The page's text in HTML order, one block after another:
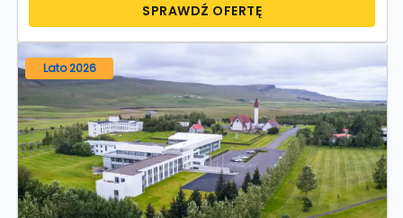
SPRAWDŹ OFERTĘ
Lato 2026